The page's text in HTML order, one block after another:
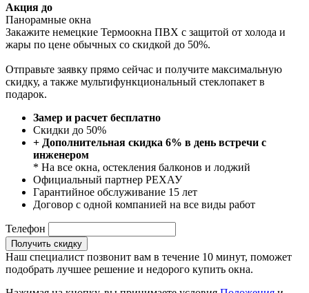
Акция до
Панорамные окна
Закажите немецкие Термоокна ПВХ с защитой от холода и
жары по цене обычных со скидкой до 50%.
Отправьте заявку прямо сейчас и получите максимальную
скидку, а также мультифункциональный стеклопакет в
подарок.
Замер и расчет бесплатно
Скидки до 50%
+ Дополнительная скидка 6% в день встречи с
инженером
* На все окна, остекления балконов и лоджий
Официальный партнер РЕХАУ
Гарантийное обслуживание 15 лет
Договор с одной компанией на все виды работ
Телефон
Получить скидку
Наш специалист позвонит вам в течение 10 минут, поможет
подобрать лучшее решение и недорого купить окна.